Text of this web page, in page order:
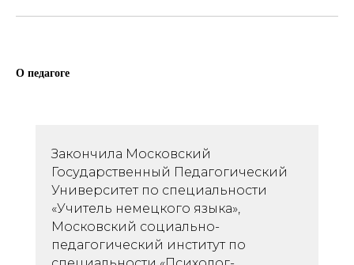
О педагоге
Закончила Московский
Государственный Педагогический
Университет по специальности
«Учитель немецкого языка»,
Московский социально-
педагогический институт по